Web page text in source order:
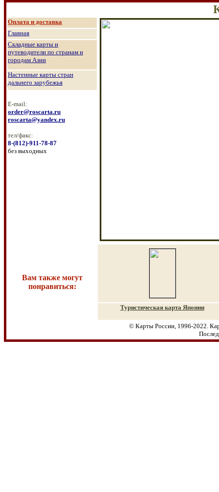
Оплата и доставка
Главная
Складные карты и
путеводители по странам и
городам Азии
Настенные карты стран
дальнего зарубежья
E-mail:
order@roscarta.ru
roscarta@yandex.ru
тел/факс:
8-(812)-911-78-87
без выходных
Вам также могут
понравиться:
Туристическая карта Японии
© Карты России, 1996-2022.